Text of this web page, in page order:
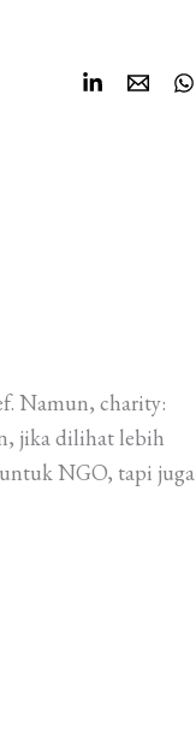
Namun, charity:
jika dilihat lebih
NGO, tapi juga